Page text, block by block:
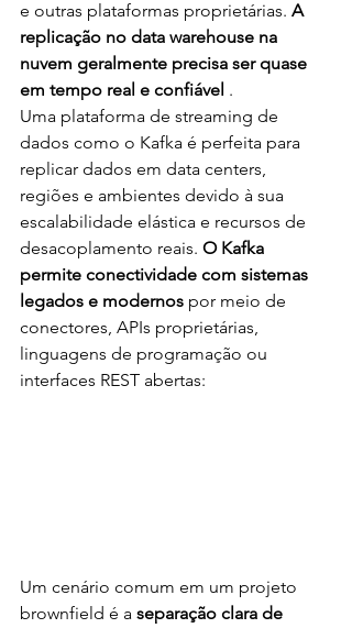
e outras plataformas proprietárias. A
replicação no data warehouse na
nuvem geralmente precisa ser quase
em tempo real e confiável .
Uma plataforma de streaming de
dados como o Kafka é perfeita para
replicar dados em data centers,
regiões e ambientes devido à sua
escalabilidade elástica e recursos de
desacoplamento reais. O Kafka
permite conectividade com sistemas
legados e modernos por meio de
conectores, APIs proprietárias,
linguagens de programação ou
interfaces REST abertas:
Um cenário comum em um projeto
brownfield é a separação clara de